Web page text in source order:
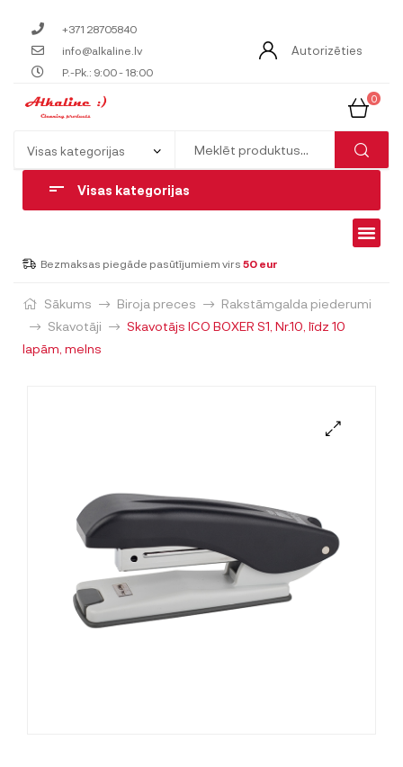
+371 28705840
info@alkaline.lv
P.-Pk.: 9:00 - 18:00
Autorizēties
0
Visas kategorijas
Bezmaksas piegāde pasūtījumiem virs 50 eur
Sākums Biroja preces
Rakstāmgalda piederumi
Skavotāji
Skavotājs ICO BOXER S1, Nr.10, līdz 10
lapām, melns